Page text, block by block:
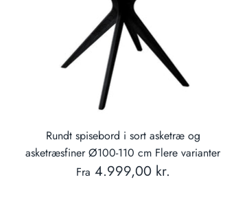
Rundt spisebord i sort asketræ og
asketræsfiner Ø100-110 cm Flere varianter
Fra 4.999,00 kr.